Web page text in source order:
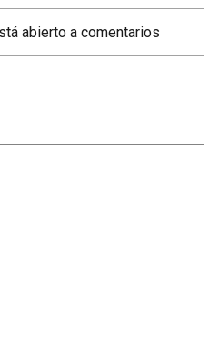
abierto a comentarios